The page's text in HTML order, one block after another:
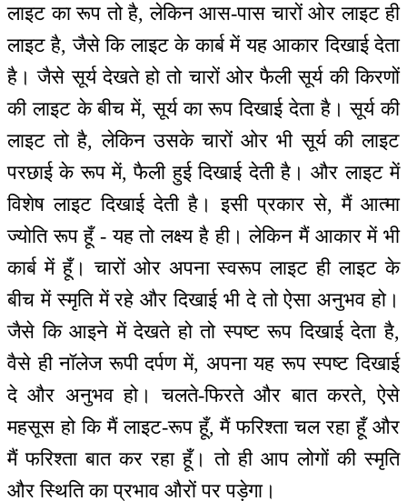
लाइट का रूप तो है, लेकिन आस-पास चारों ओर लाइट ही
लाइट है, जैसे कि लाइट के कार्ब में यह आकार दिखाई देता
है। जैसे सूर्य देखते हो तो चारों ओर फैली सूर्य की किरणों
की लाइट के बीच में, सूर्य का रूप दिखाई देता है। सूर्य की
लाइट तो है, लेकिन उसके चारों ओर भी सूर्य की लाइट
परछाई के रूप में, फैली हुई दिखाई देती है। और लाइट में
विशेष लाइट दिखाई देती है। इसी प्रकार से, मैं आत्मा
ज्योति रूप हूँ - यह तो लक्ष्य है ही। लेकिन मैं आकार में भी
कार्ब में हूँ। चारों ओर अपना स्वरूप लाइट ही लाइट के
बीच में स्मृति में रहे और दिखाई भी दे तो ऐसा अनुभव हो।
जैसे कि आइने में देखते हो तो स्पष्ट रूप दिखाई देता है,
वैसे ही नॉलेज रूपी दर्पण में, अपना यह रूप स्पष्ट दिखाई
दे और अनुभव हो। चलते-फिरते और बात करते, ऐसे
महसूस हो कि मैं लाइट-रूप हूँ, मैं फरिश्ता चल रहा हूँ और
मैं फरिश्ता बात कर रहा हूँ। तो ही आप लोगों की स्मृति
और स्थिति का प्रभाव औरों पर पड़ेगा।